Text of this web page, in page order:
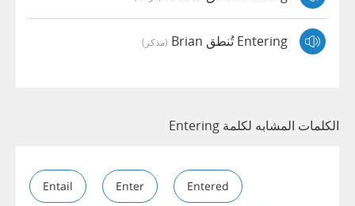
Entering تُنطق Brian (مذكر)
الكلمات المشابه لكلمة Entering
Entail Enter Entered